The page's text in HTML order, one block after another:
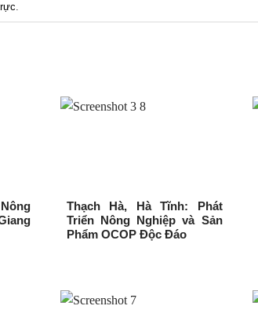
.
Thạch Hà, Hà Tĩnh: Phát
Triển Nông Nghiệp và Sản
Phẩm OCOP Độc Đáo